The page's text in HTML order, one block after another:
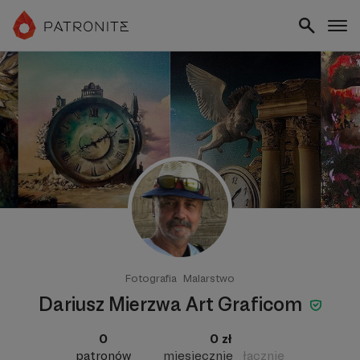
Fotografia Malarstwo
Dariusz Mierzwa Art Graficom
0
patronów
0 zł
miesięcznie
łącznie